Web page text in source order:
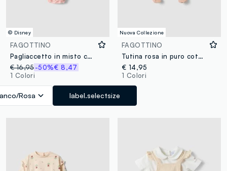
© Disney
FAGOTTINO
Pagliaccetto in misto cotone e lino con ricamo Winnie The Pooh da neonata
€ 16,95-50%€ 8,47
1 Colori
Rosa label.selectsize
Nuova Collezione
FAGOTTINO
Tutina rosa in puro cotone organico con fantasia fiori per neonata
€ 14,95
1 Colori